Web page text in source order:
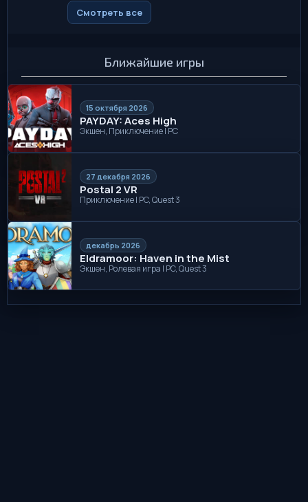
Смотреть все
Ближайшие игры
15 октября 2026
PAYDAY: Aces High
Экшен, Приключение | PC
27 декабря 2026
Postal 2 VR
Приключение | PC, Quest 3
декабрь 2026
Eldramoor: Haven in the Mist
Экшен, Ролевая игра | PC, Quest 3